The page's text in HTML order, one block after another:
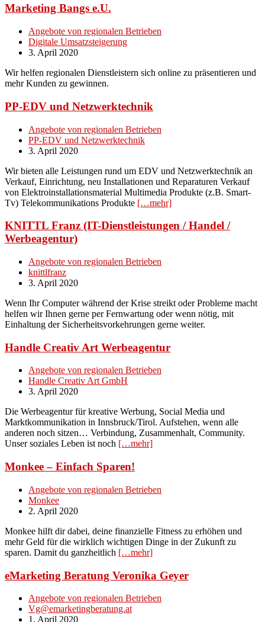
Marketing Bangs e.U.
Angebote von regionalen Betrieben
Digitale Umsatzsteigerung
3. April 2020
Wir helfen regionalen Dienstleistern sich online zu präsentieren und
mehr Kunden zu gewinnen.
PP-EDV und Netzwerktechnik
Angebote von regionalen Betrieben
PP-EDV und Netzwerktechnik
3. April 2020
Wir bieten alle Leistungen rund um EDV und Netzwerktechnik an
Verkauf, Einrichtung, neu Installationen und Reparaturen Verkauf
von Elektroinstallationsmaterial Multimedia Produkte (z.B. Smart-
Tv) Telekommunikations Produkte […mehr]
KNITTL Franz (IT-Dienstleistungen / Handel /
Werbeagentur)
Angebote von regionalen Betrieben
knittlfranz
3. April 2020
Wenn Ihr Computer während der Krise streikt oder Probleme macht
helfen wir Ihnen gerne per Fernwartung oder wenn nötig, mit
Einhaltung der Sicherheitsvorkehrungen gerne weiter.
Handle Creativ Art Werbeagentur
Angebote von regionalen Betrieben
Handle Creativ Art GmbH
3. April 2020
Die Werbeagentur für kreative Werbung, Social Media und
Marktkommunikation in Innsbruck/Tirol. Aufstehen, wenn alle
anderen noch sitzen… Verbindung, Zusammenhalt, Community.
Unser soziales Leben ist noch […mehr]
Monkee – Einfach Sparen!
Angebote von regionalen Betrieben
Monkee
2. April 2020
Monkee hilft dir dabei, deine finanzielle Fitness zu erhöhen und
mehr Geld für die wirklich wichtigen Dinge in der Zukunft zu
sparen. Damit du ganzheitlich […mehr]
eMarketing Beratung Veronika Geyer
Angebote von regionalen Betrieben
Vg@emarketingberatung.at
1. April 2020